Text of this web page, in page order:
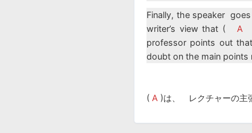
Finally, the speaker
writer’s view that ( A
professor points out
doubt on the main points
( A )は、 レクチャー